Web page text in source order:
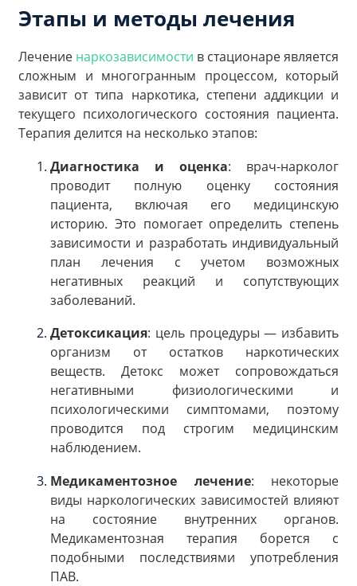
Этапы и методы лечения
Лечение наркозависимости в стационаре является
сложным и многогранным процессом, который
зависит от типа наркотика, степени аддикции и
текущего психологического состояния пациента.
Терапия делится на несколько этапов:
Диагностика и оценка: врач-нарколог
проводит полную оценку состояния
пациента, включая его медицинскую
историю. Это помогает определить степень
зависимости и разработать индивидуальный
план лечения с учетом возможных
негативных реакций и сопутствующих
заболеваний.
Детоксикация: цель процедуры — избавить
организм от остатков наркотических
веществ. Детокс может сопровождаться
негативными физиологическими и
психологическими симптомами, поэтому
проводится под строгим медицинским
наблюдением.
Медикаментозное лечение: некоторые
виды наркологических зависимостей влияют
на состояние внутренних органов.
Медикаментозная терапия борется с
подобными последствиями употребления
ПАВ.